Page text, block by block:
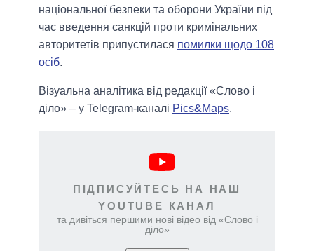
національної безпеки та оборони України під
час введення санкцій проти кримінальних
авторитетів припустилася помилки щодо 108
осіб.
Візуальна аналітика від редакції «Слово і
діло» – у Telegram-каналі Pics&Maps.
ПІДПИСУЙТЕСЬ НА НАШ
YOUTUBE КАНАЛ
та дивіться першими нові відео від «Слово і
діло»